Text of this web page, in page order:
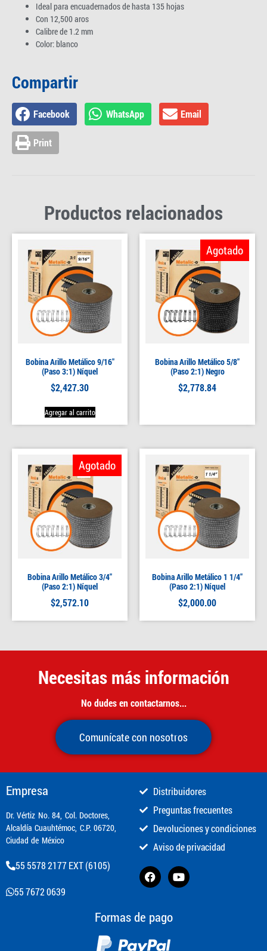
Ideal para encuadernados de hasta 135 hojas
Con 12,500 aros
Calibre de 1.2 mm
Color: blanco
Compartir
Facebook WhatsApp Email
Print
Productos relacionados
Bobina Arillo Metálico 9/16″
(Paso 3:1) Níquel
$2,427.30
Agregar al carrito
Bobina Arillo Metálico 5/8″
(Paso 2:1) Negro
$2,778.84
Agotado
Bobina Arillo Metálico 3/4″
(Paso 2:1) Níquel
$2,572.10
Agotado
Bobina Arillo Metálico 1 1/4″
(Paso 2:1) Níquel
$2,000.00
Necesitas más información
No dudes en contactarnos...
Comunícate con nosotros
Empresa
​Dr. Vértiz No. 84, Col. Doctores,
Alcaldía Cuauhtémoc, C.P. 06720,
Ciudad de México
55 5578 2177 EXT (6105)
55 7672 0639
Distribuidores
Preguntas frecuentes
Devoluciones y condiciones
Aviso de privacidad
Formas de pago